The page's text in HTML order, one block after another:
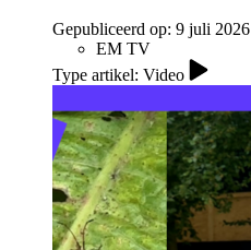
Gepubliceerd op: 9 juli 2026
EM TV
Type artikel: Video